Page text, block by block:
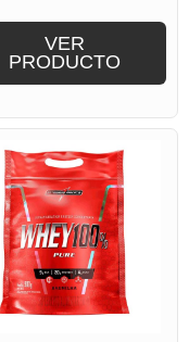
VER
PRODUCTO